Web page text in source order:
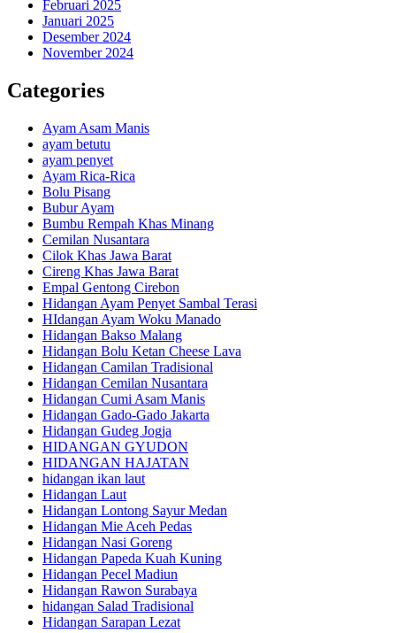
Februari 2025
Januari 2025
Desember 2024
November 2024
Categories
Ayam Asam Manis
ayam betutu
ayam penyet
Ayam Rica-Rica
Bolu Pisang
Bubur Ayam
Bumbu Rempah Khas Minang
Cemilan Nusantara
Cilok Khas Jawa Barat
Cireng Khas Jawa Barat
Empal Gentong Cirebon
Hidangan Ayam Penyet Sambal Terasi
HIdangan Ayam Woku Manado
Hidangan Bakso Malang
Hidangan Bolu Ketan Cheese Lava
Hidangan Camilan Tradisional
Hidangan Cemilan Nusantara
Hidangan Cumi Asam Manis
Hidangan Gado-Gado Jakarta
Hidangan Gudeg Jogja
HIDANGAN GYUDON
HIDANGAN HAJATAN
hidangan ikan laut
Hidangan Laut
Hidangan Lontong Sayur Medan
Hidangan Mie Aceh Pedas
Hidangan Nasi Goreng
Hidangan Papeda Kuah Kuning
Hidangan Pecel Madiun
Hidangan Rawon Surabaya
hidangan Salad Tradisional
Hidangan Sarapan Lezat